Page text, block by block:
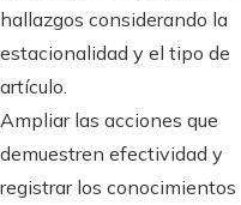
hallazgos considerando la
estacionalidad y el tipo de
artículo.
Ampliar las acciones que
demuestren efectividad y
registrar los conocimientos